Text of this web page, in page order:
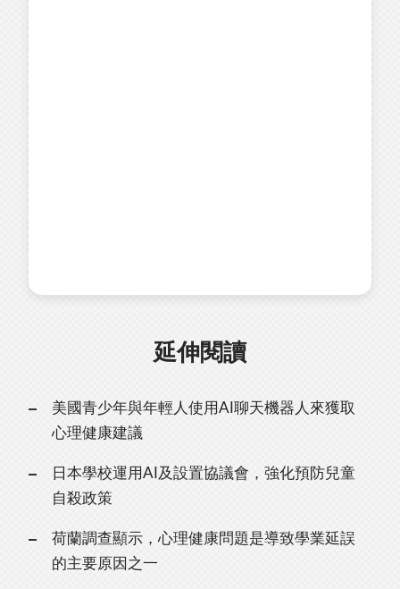
延伸閱讀
美國青少年與年輕人使用AI聊天機器人來獲取
心理健康建議
日本學校運用AI及設置協議會，強化預防兒童
自殺政策
荷蘭調查顯示，心理健康問題是導致學業延誤
的主要原因之一